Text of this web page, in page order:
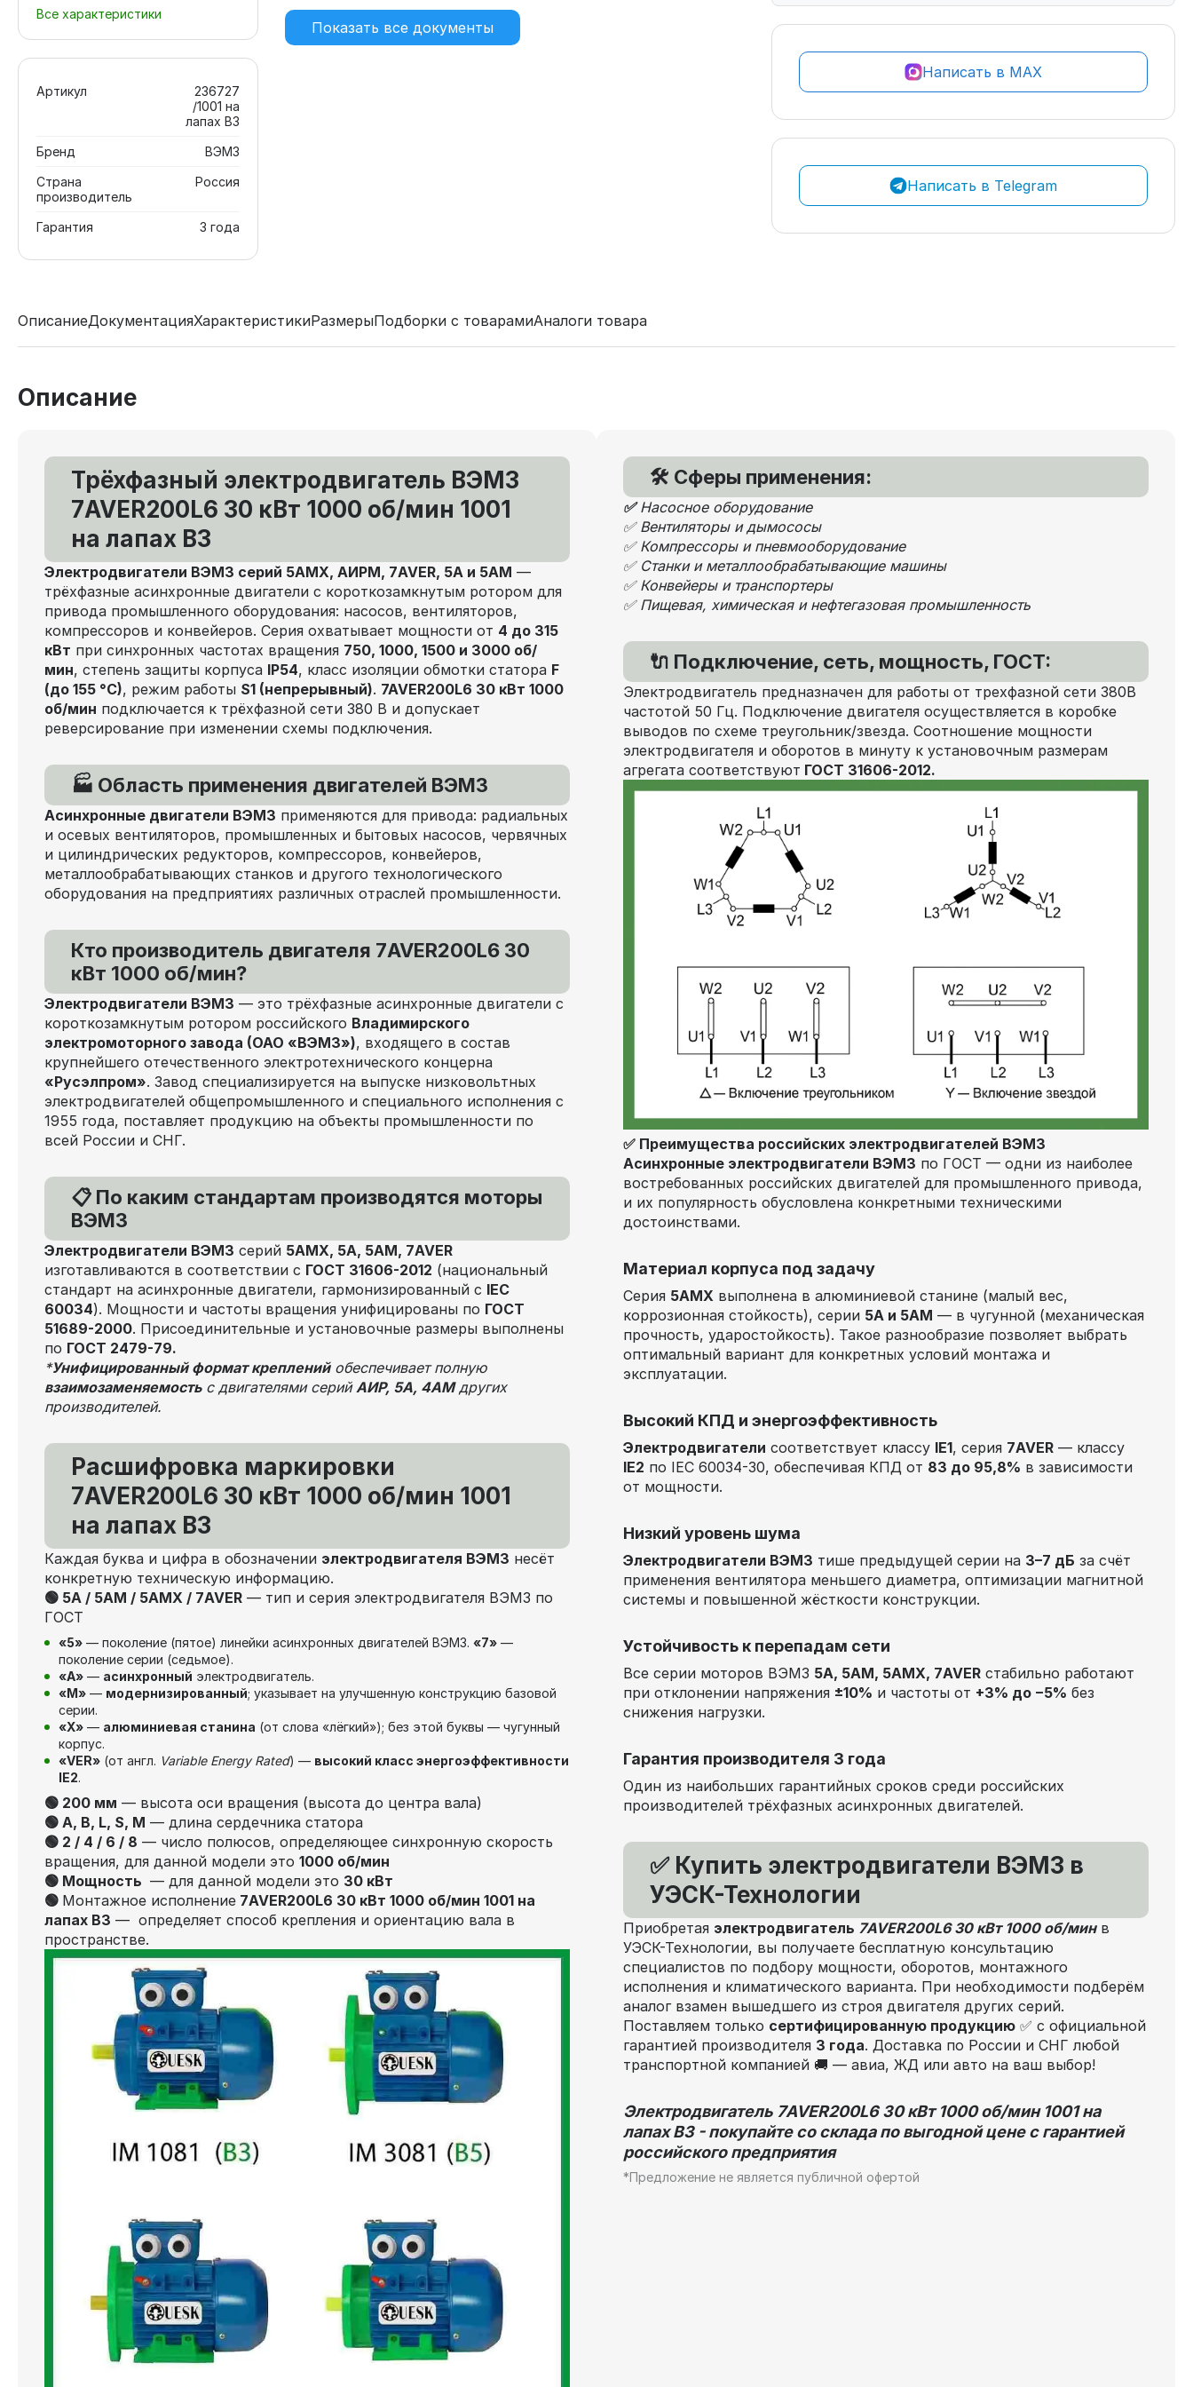
Все характеристики
Артикул
236727
/1001 на
лапах В3
Бренд
ВЭМЗ
Страна
производитель
Россия
Гарантия 3 года
Показать все документы
Написать в MAX
Написать в Telegram
ОписаниеДокументацияХарактеристикиРазмерыПодборки с товарамиАналоги товара
Описание
Трёхфазный электродвигатель ВЭМЗ
7AVER200L6 30 кВт 1000 об/мин 1001
на лапах В3
Электродвигатели ВЭМЗ серий 5АМХ, АИРМ, 7AVER, 5А и 5АМ —
трёхфазные асинхронные двигатели с короткозамкнутым ротором для
привода промышленного оборудования: насосов, вентиляторов,
компрессоров и конвейеров. Серия охватывает мощности от 4 до 315
кВт при синхронных частотах вращения 750, 1000, 1500 и 3000 об/
мин, степень защиты корпуса IP54, класс изоляции обмотки статора F
(до 155 °C), режим работы S1 (непрерывный). 7AVER200L6 30 кВт 1000
об/мин подключается к трёхфазной сети 380 В и допускает
реверсирование при изменении схемы подключения.
🏭 Область применения двигателей ВЭМЗ
Асинхронные двигатели ВЭМЗ применяются для привода: радиальных
и осевых вентиляторов, промышленных и бытовых насосов, червячных
и цилиндрических редукторов, компрессоров, конвейеров,
металлообрабатывающих станков и другого технологического
оборудования на предприятиях различных отраслей промышленности.
Кто производитель двигателя 7AVER200L6 30
кВт 1000 об/мин?
Электродвигатели ВЭМЗ — это трёхфазные асинхронные двигатели с
короткозамкнутым ротором российского Владимирского
электромоторного завода (ОАО «ВЭМЗ»), входящего в состав
крупнейшего отечественного электротехнического концерна
«Русэлпром». Завод специализируется на выпуске низковольтных
электродвигателей общепромышленного и специального исполнения с
1955 года, поставляет продукцию на объекты промышленности по
всей России и СНГ.
📋 По каким стандартам производятся моторы
ВЭМЗ
Электродвигатели ВЭМЗ серий 5АМХ, 5А, 5АМ, 7AVER
изготавливаются в соответствии с ГОСТ 31606-2012 (национальный
стандарт на асинхронные двигатели, гармонизированный с IEC
60034). Мощности и частоты вращения унифицированы по ГОСТ
51689-2000. Присоединительные и установочные размеры выполнены
по ГОСТ 2479-79.
*Унифицированный формат крепленийобеспечивает полную
взаимозаменяемостьс двигателями серий АИР, 5А, 4АМдругих
производителей.
Расшифровка маркировки
7AVER200L6 30 кВт 1000 об/мин 1001
на лапах В3
Каждая буква и цифра в обозначении электродвигателя ВЭМЗ несёт
конкретную техническую информацию.
🟢 5А / 5АМ / 5АМХ / 7AVER — тип и серия электродвигателя ВЭМЗ по
ГОСТ
«5» — поколение (пятое) линейки асинхронных двигателей ВЭМЗ. «7» —
поколение серии (седьмое).
«А» — асинхронный электродвигатель.
«М» — модернизированный; указывает на улучшенную конструкцию базовой
серии.
«Х» — алюминиевая станина (от слова «лёгкий»); без этой буквы — чугунный
корпус.
«VER» (от англ. Variable Energy Rated) — высокий класс энергоэффективности
IE2.
🟢 200 мм — высота оси вращения (высота до центра вала)
🟢 А, В, L, S, М — длина сердечника статора
🟢 2 / 4 / 6 / 8 — число полюсов, определяющее синхронную скорость
вращения, для данной модели это 1000 об/мин
🟢 Мощность — для данной модели это 30 кВт
🟢 Монтажное исполнение 7AVER200L6 30 кВт 1000 об/мин 1001 на
лапах В3 — определяет способ крепления и ориентацию вала в
пространстве.
🛠 Сферы применения:
✅Насосное оборудование
✅ Вентиляторы и дымососы
✅ Компрессоры и пневмооборудование
✅ Станки и металлообрабатывающие машины
✅ Конвейеры и транспортеры
✅ Пищевая, химическая и нефтегазовая промышленность
🔌 Подключение, сеть, мощность, ГОСТ:
Электродвигатель предназначен для работы от трехфазной сети 380В
частотой 50 Гц. Подключение двигателя осуществляется в коробке
выводов по схеме треугольник/звезда. Соотношение мощности
электродвигателя и оборотов в минуту к установочным размерам
агрегата соответствуют ГОСТ 31606-2012.
✅ Преимущества российских электродвигателей ВЭМЗ
Асинхронные электродвигатели ВЭМЗ по ГОСТ — одни из наиболее
востребованных российских двигателей для промышленного привода,
и их популярность обусловлена конкретными техническими
достоинствами.
Материал корпуса под задачу
Серия 5АМХ выполнена в алюминиевой станине (малый вес,
коррозионная стойкость), серии 5А и 5АМ — в чугунной (механическая
прочность, ударостойкость). Такое разнообразие позволяет выбрать
оптимальный вариант для конкретных условий монтажа и
эксплуатации.
Высокий КПД и энергоэффективность
Электродвигатели соответствует классу IE1, серия 7AVER — классу
IE2 по IEC 60034-30, обеспечивая КПД от 83 до 95,8% в зависимости
от мощности.
Низкий уровень шума
Электродвигатели ВЭМЗ тише предыдущей серии на 3–7 дБ за счёт
применения вентилятора меньшего диаметра, оптимизации магнитной
системы и повышенной жёсткости конструкции.
Устойчивость к перепадам сети
Все серии моторов ВЭМЗ 5А, 5АМ, 5АМХ, 7AVER стабильно работают
при отклонении напряжения ±10% и частоты от +3% до −5% без
снижения нагрузки.
Гарантия производителя 3 года
Один из наибольших гарантийных сроков среди российских
производителей трёхфазных асинхронных двигателей.
✅ Купить электродвигатели ВЭМЗ в
УЭСК-Технологии
Приобретая электродвигатель 7AVER200L6 30 кВт 1000 об/минв
УЭСК-Технологии, вы получаете бесплатную консультацию
специалистов по подбору мощности, оборотов, монтажного
исполнения и климатического варианта. При необходимости подберём
аналог взамен вышедшего из строя двигателя других серий.
Поставляем только сертифицированную продукцию ✅ с официальной
гарантией производителя 3 года. Доставка по России и СНГ любой
транспортной компанией 🚚 — авиа, ЖД или авто на ваш выбор!
Электродвигатель 7AVER200L6 30 кВт 1000 об/мин 1001 на
лапах В3 -покупайте со склада по выгодной цене с гарантией
российского предприятия
*Предложение не является публичной офертой